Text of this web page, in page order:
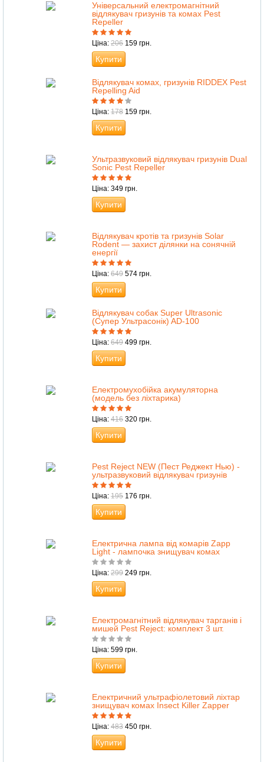
Універсальний електромагнітний
відлякувач гризунів та комах Pest
Repeller
Ціна: 206 159 грн.
Купити
Відлякувач комах, гризунів RIDDEX Pest
Repelling Aid
Ціна: 178 159 грн.
Купити
Ультразвуковий відлякувач гризунів Dual
Sonic Pest Repeller
Ціна: 349 грн.
Купити
Відлякувач кротів та гризунів Solar
Rodent — захист ділянки на сонячній
енергії
Ціна: 649 574 грн.
Купити
Відлякувач собак Super Ultrasonic
(Супер Ультрасонік) AD-100
Ціна: 649 499 грн.
Купити
Електромухобійка акумуляторна
(модель без ліхтарика)
Ціна: 416 320 грн.
Купити
Pest Reject NEW (Пест Реджект Нью) -
ультразвуковий відлякувач гризунів
Ціна: 195 176 грн.
Купити
Електрична лампа від комарів Zapp
Light - лампочка знищувач комах
Ціна: 299 249 грн.
Купити
Електромагнітний відлякувач тарганів і
мишей Pest Reject: комплект 3 шт.
Ціна: 599 грн.
Купити
Електричний ультрафіолетовий ліхтар
знищувач комах Insect Killer Zapper
Ціна: 483 450 грн.
Купити